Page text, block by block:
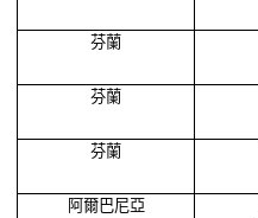
芬蘭
芬蘭
芬蘭
阿爾巴尼亞